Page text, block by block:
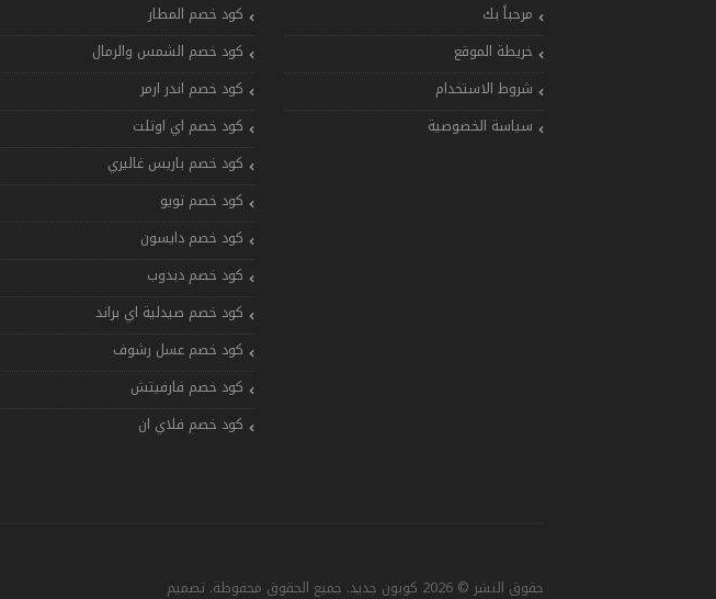
مرحباً بك
خريطة الموقع
شروط الاستخدام
سياسة الخصوصية
كود خصم المطار
كود خصم الشمس والرمال
كود خصم اندر ارمر
كود خصم اي اوتلت
كود خصم باريس غاليري
كود خصم تويو
كود خصم دايسون
كود خصم دبدوب
كود خصم صيدلية اي براند
كود خصم عسل رشوف
كود خصم فارفيتش
كود خصم فلاي ان
حقوق النشر © 2026 كوبون جديد. جميع الحقوق محفوظة. تصميم